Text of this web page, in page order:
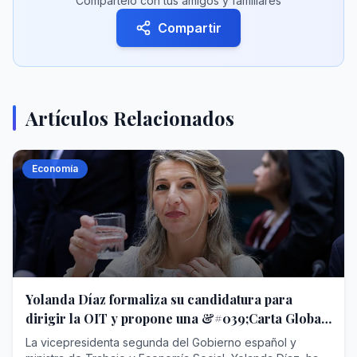
Compartir
Artículos Relacionados
Economía
Yolanda Díaz formaliza su candidatura para
dirigir la OIT y propone una &#039;Carta Global
de Derechos Laborales&#039;
La vicepresidenta segunda del Gobierno español y